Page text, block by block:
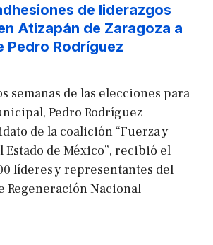
de liderazgos
Atizapán de Zaragoza a
Pedro Rodríguez
semanas de las elecciones para
Pedro Rodríguez
de la coalición “Fuerza y
Estado de México”, recibió el
líderes y representantes del
Regeneración Nacional